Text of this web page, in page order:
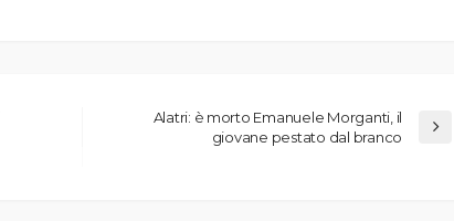
Alatri: è morto Emanuele Morganti, il
giovane pestato dal branco